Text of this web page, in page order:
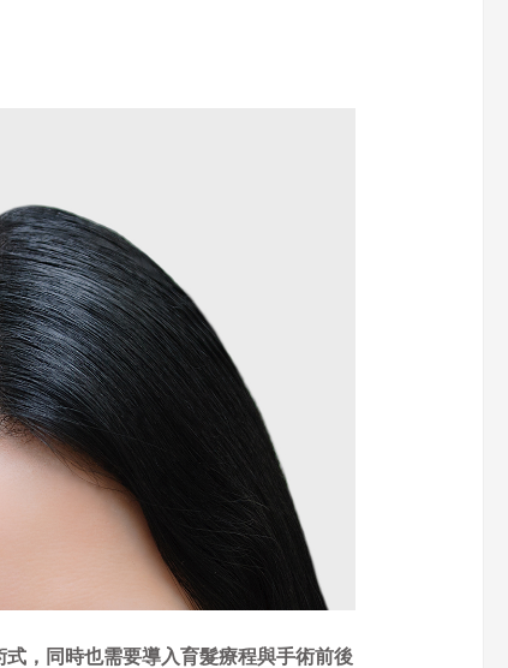
，同時也需要導入育髮療程與手術前後